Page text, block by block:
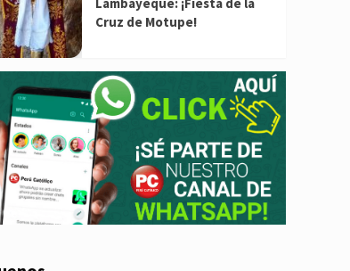
Cruz de Motupe!